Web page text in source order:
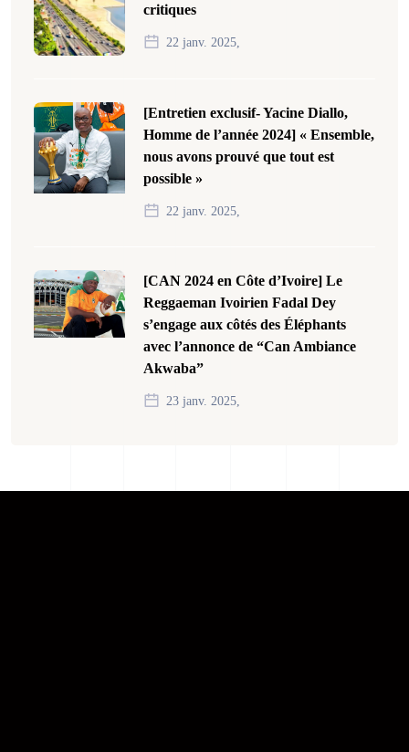
critiques
22 janv. 2025,
[Entretien exclusif- Yacine Diallo,
Homme de l’année 2024] « Ensemble,
nous avons prouvé que tout est
possible »
22 janv. 2025,
[CAN 2024 en Côte d’Ivoire] Le
Reggaeman Ivoirien Fadal Dey
s’engage aux côtés des Éléphants
avec l’annonce de “Can Ambiance
Akwaba”
23 janv. 2025,